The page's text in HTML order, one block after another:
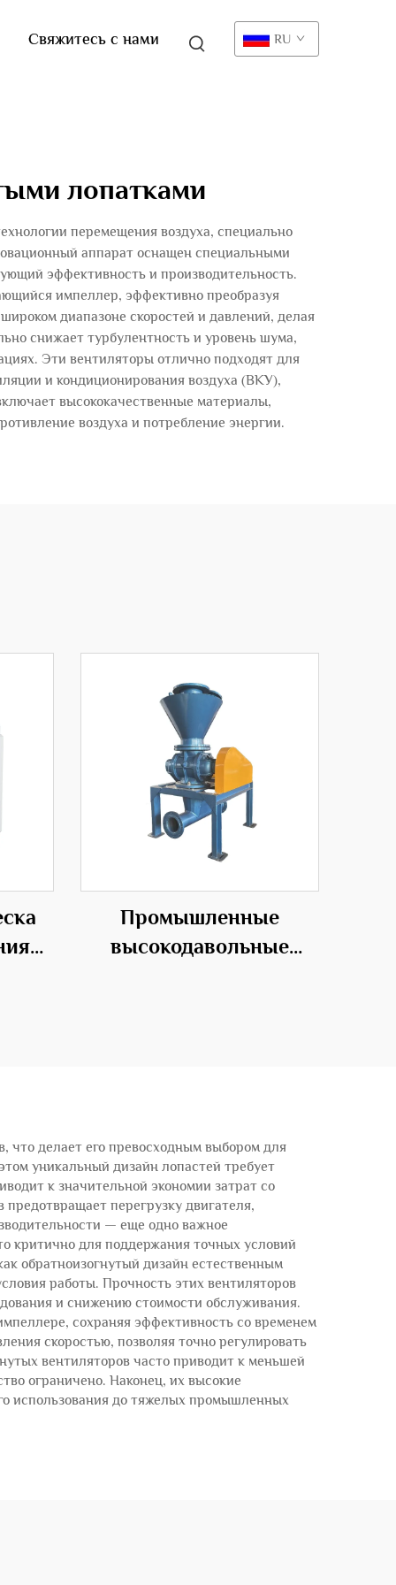
Свяжитесь с нами RU
лопатками
перемещения воздуха, специально
аппарат оснащен специальными
эффективность и производительность.
импеллер, эффективно преобразуя
диапазоне скоростей и давлений, делая
снижает турбулентность и уровень шума,
Эти вентиляторы отлично подходят для
и кондиционирования воздуха (ВКУ),
высококачественные материалы,
воздуха и потребление энергии.
Промышленные
высокодавольные
что делает его превосходным выбором для
уникальный дизайн лопастей требует
к значительной экономии затрат со
перегрузку двигателя,
— еще одно важное
критично для поддержания точных условий
обратноизогнутый дизайн естественным
работы. Прочность этих вентиляторов
и снижению стоимости обслуживания.
сохраняя эффективность со временем
скоростью, позволяя точно регулировать
вентиляторов часто приводит к меньшей
ограничено. Наконец, их высокие
использования до тяжелых промышленных